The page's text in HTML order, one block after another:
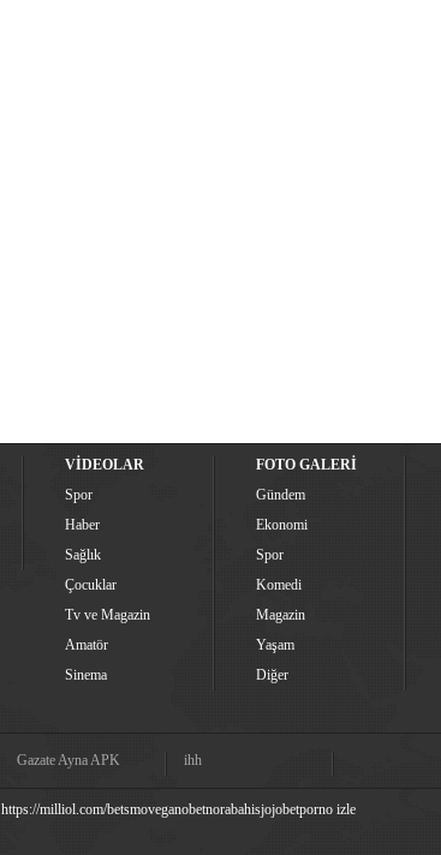
VİDEOLAR
Spor
Haber
Sağlık
Çocuklar
Tv ve Magazin
Amatör
Sinema
FOTO GALERİ
Gündem
Ekonomi
Spor
Komedi
Magazin
Yaşam
Diğer
Gazate Ayna APK ihh
https://milliol.com/betsmoveganobetnorabahisjojobetporno izle